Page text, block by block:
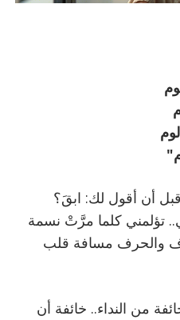
قبل أن أقول لك: ابقَ؟
تؤلمني كلما مرَّتْ نسمة
والحرف مسافة قلب
من النداء.. خائفة أن